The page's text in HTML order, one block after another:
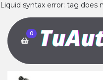
Liquid syntax error: tag does
0